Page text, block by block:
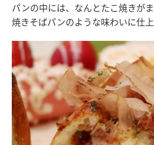
パンの中には、なんとたこ焼きが
焼きそばパンのような味わいに仕上